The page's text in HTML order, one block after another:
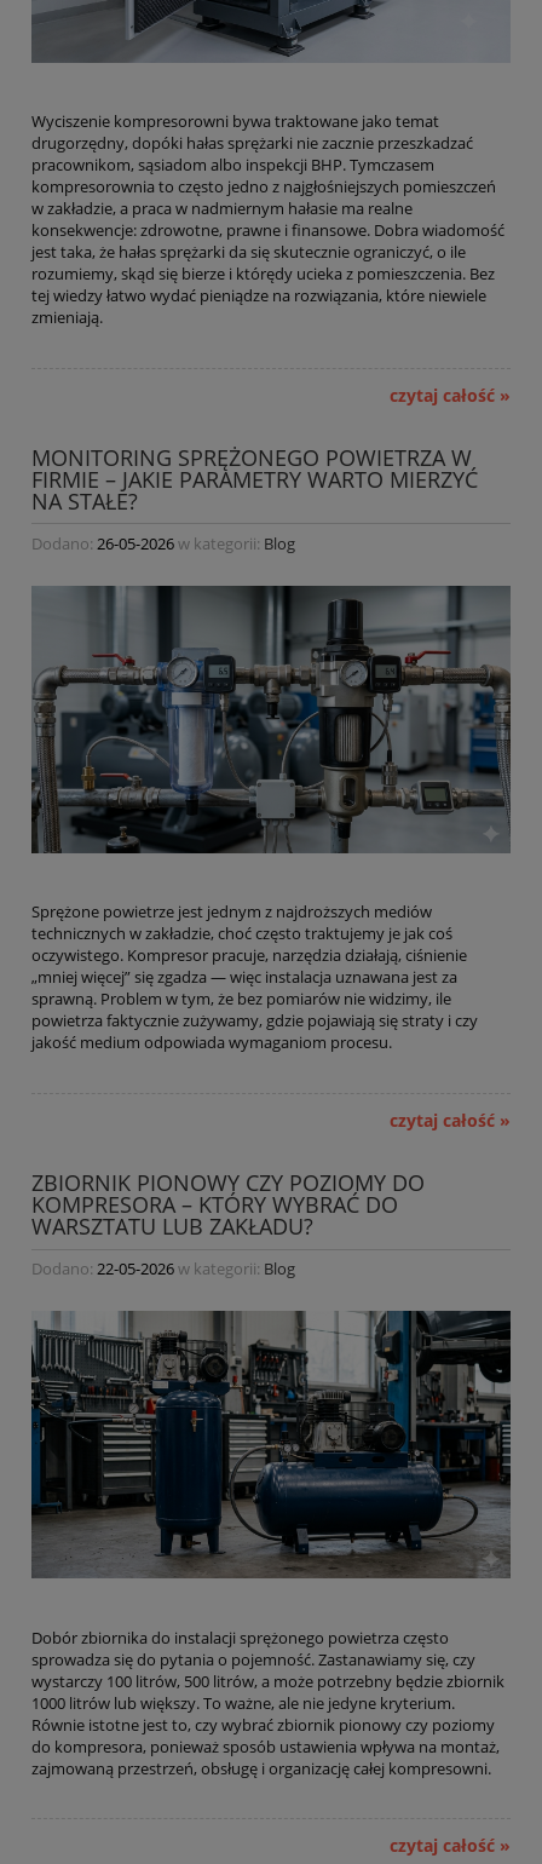
Wyciszenie kompresorowni bywa traktowane jako temat
drugorzędny, dopóki hałas sprężarki nie zacznie przeszkadzać
pracownikom, sąsiadom albo inspekcji BHP. Tymczasem
kompresorownia to często jedno z najgłośniejszych pomieszczeń
w zakładzie, a praca w nadmiernym hałasie ma realne
konsekwencje: zdrowotne, prawne i finansowe. Dobra wiadomość
jest taka, że hałas sprężarki da się skutecznie ograniczyć, o ile
rozumiemy, skąd się bierze i którędy ucieka z pomieszczenia. Bez
tej wiedzy łatwo wydać pieniądze na rozwiązania, które niewiele
zmieniają.
czytaj całość »
MONITORING SPRĘŻONEGO POWIETRZA W
FIRMIE – JAKIE PARAMETRY WARTO MIERZYĆ
NA STAŁE?
Dodano: 26-05-2026w kategorii: Blog
Sprężone powietrze jest jednym z najdroższych mediów
technicznych w zakładzie, choć często traktujemy je jak coś
oczywistego. Kompresor pracuje, narzędzia działają, ciśnienie
„mniej więcej” się zgadza — więc instalacja uznawana jest za
sprawną. Problem w tym, że bez pomiarów nie widzimy, ile
powietrza faktycznie zużywamy, gdzie pojawiają się straty i czy
jakość medium odpowiada wymaganiom procesu.
czytaj całość »
ZBIORNIK PIONOWY CZY POZIOMY DO
KOMPRESORA – KTÓRY WYBRAĆ DO
WARSZTATU LUB ZAKŁADU?
Dodano: 22-05-2026w kategorii: Blog
Dobór zbiornika do instalacji sprężonego powietrza często
sprowadza się do pytania o pojemność. Zastanawiamy się, czy
wystarczy 100 litrów, 500 litrów, a może potrzebny będzie zbiornik
1000 litrów lub większy. To ważne, ale nie jedyne kryterium.
Równie istotne jest to, czy wybrać zbiornik pionowy czy poziomy
do kompresora, ponieważ sposób ustawienia wpływa na montaż,
zajmowaną przestrzeń, obsługę i organizację całej kompresowni.
czytaj całość »